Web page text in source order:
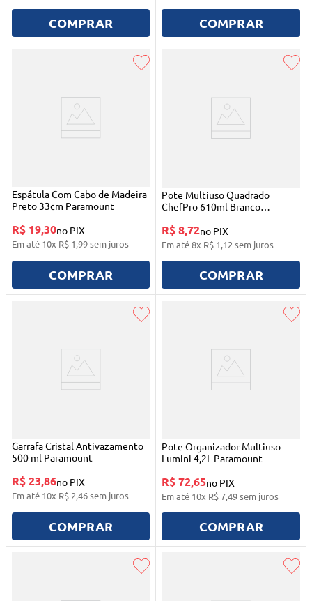
COMPRAR COMPRAR
Espátula Com Cabo de Madeira
Preto 33cm Paramount
R$ 19,30no PIX
Em até 10x R$ 1,99sem juros
COMPRAR
Pote Multiuso Quadrado
ChefPro 610ml Branco
R$ 8,72no PIX
Em até8x R$ 1,12 sem juros
COMPRAR
Garrafa Cristal Antivazamento
500 ml Paramount
R$ 23,86no PIX
Em até 10x R$ 2,46sem juros
COMPRAR
Pote Organizador Multiuso
Lumini 4,2L Paramount
R$ 72,65no PIX
Em até 10x R$7,49sem juros
COMPRAR